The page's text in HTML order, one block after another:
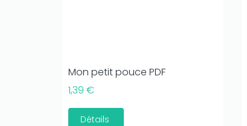
Mon petit pouce PDF
1,39 €
Détails